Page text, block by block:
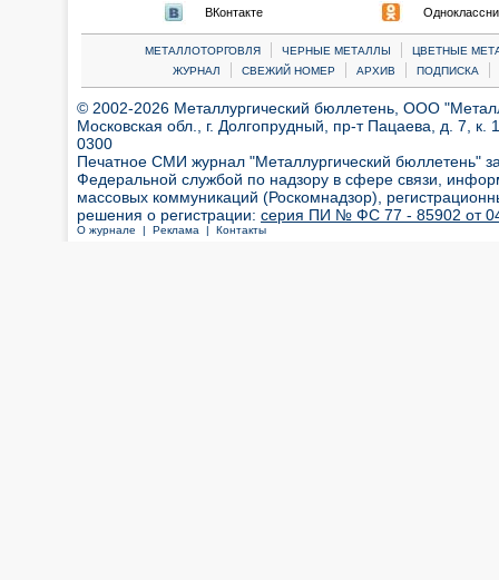
ВКонтакте
МЕТАЛЛОТОРГОВЛЯ | ЧЕРНЫЕ МЕТАЛЛЫ |
ЦВЕТНЫЕ
ЖУРНАЛ
| СВЕЖИЙ НОМЕР | АРХИВ | ПОДПИСКА |
© 2002-2026 Металлургический бюллетень, ООО
Московская обл., г. Долгопрудный, пр-т Пацаева, д. 7,
0300
Печатное СМИ журнал "Металлургический бюллетень"
Федеральной службой по надзору в сфере связи,
массовых коммуникаций (Роскомнадзор),
решения о регистрации: серия ПИ № ФС 77 - 85902 от 04
О журнале | Реклама | Контакты